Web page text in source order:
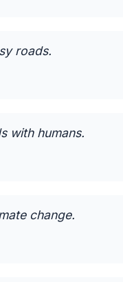
roads.
with humans.
change.